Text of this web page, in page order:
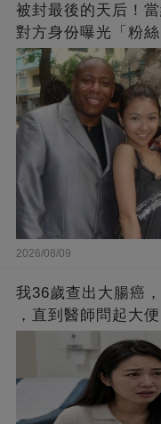
被封最後的天后！
對方身份曝光「粉
2026/08/09
我36歲查出大腸癌
，直到醫師問起大